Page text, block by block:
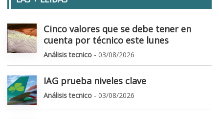
Cinco valores que se debe tener en
cuenta por técnico este lunes
Análisis tecnico - 03/08/2026
IAG prueba niveles clave
Análisis tecnico - 03/08/2026